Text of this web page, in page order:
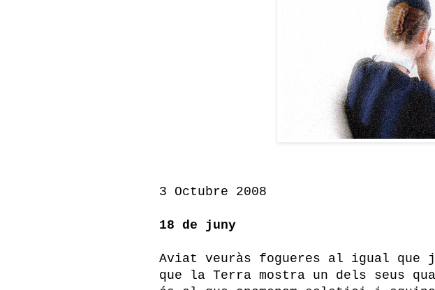
3 Octubre 2008
18 de juny
Aviat veuràs fogueres al igual que
que la Terra mostra un dels seus